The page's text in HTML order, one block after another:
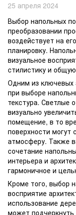
25 апреля 2024
Выбор напольных
преобразовании
воздействует на
планировку.
визуальное
стилистику и
Одним из ключевых
при выборе
текстура. Светлые
визуально
помещение, в то
поверхности
атмосферу. Также
сочетание
интерьера и
гармоничное и
Кроме того, выбор
восприятие
использование
может подчеркнуть